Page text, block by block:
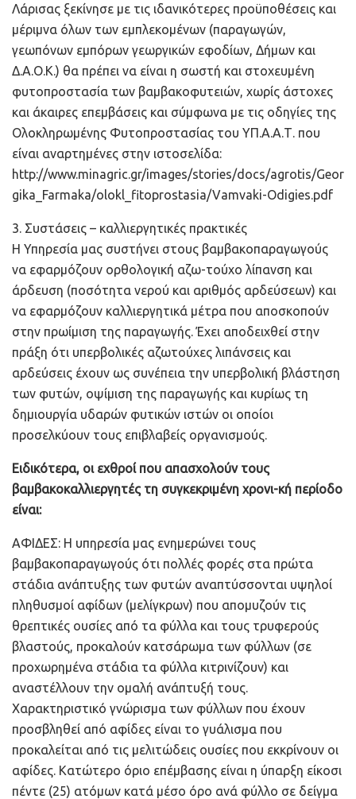
Λάρισας ξεκίνησε με τις ιδανικότερες προϋποθέσεις και
μέριμνα όλων των εμπλεκομένων (παραγωγών,
γεωπόνων εμπόρων γεωργικών εφοδίων, Δήμων και
Δ.Α.Ο.Κ.) θα πρέπει να είναι η σωστή και στοχευμένη
φυτοπροστασία των βαμβακοφυτειών, χωρίς άστοχες
και άκαιρες επεμβάσεις και σύμφωνα με τις οδηγίες της
Ολοκληρωμένης Φυτοπροστασίας του ΥΠ.Α.Α.Τ. που
είναι αναρτημένες στην ιστοσελίδα:
http://www.minagric.gr/images/stories/docs/agrotis/Geor
gika_Farmaka/olokl_fitoprostasia/Vamvaki-Odigies.pdf
3. Συστάσεις – καλλιεργητικές πρακτικές
Η Υπηρεσία μας συστήνει στους βαμβακοπαραγωγούς
να εφαρμόζουν ορθολογική αζω-τούχο λίπανση και
άρδευση (ποσότητα νερού και αριθμός αρδεύσεων) και
να εφαρμόζουν καλλιεργητικά μέτρα που αποσκοπούν
στην πρωίμιση της παραγωγής. Έχει αποδειχθεί στην
πράξη ότι υπερβολικές αζωτούχες λιπάνσεις και
αρδεύσεις έχουν ως συνέπεια την υπερβολική βλάστηση
των φυτών, οψίμιση της παραγωγής και κυρίως τη
δημιουργία υδαρών φυτικών ιστών οι οποίοι
προσελκύουν τους επιβλαβείς οργανισμούς.
Ειδικότερα, οι εχθροί που απασχολούν τους
βαμβακοκαλλιεργητές τη συγκεκριμένη χρονι-κή περίοδο
είναι:
ΑΦΙΔΕΣ: Η υπηρεσία μας ενημερώνει τους
βαμβακοπαραγωγούς ότι πολλές φορές στα πρώτα
στάδια ανάπτυξης των φυτών αναπτύσσονται υψηλοί
πληθυσμοί αφίδων (μελίγκρων) που απομυζούν τις
θρεπτικές ουσίες από τα φύλλα και τους τρυφερούς
βλαστούς, προκαλούν κατσάρωμα των φύλλων (σε
προχωρημένα στάδια τα φύλλα κιτρινίζουν) και
αναστέλλουν την ομαλή ανάπτυξή τους.
Χαρακτηριστικό γνώρισμα των φύλλων που έχουν
προσβληθεί από αφίδες είναι το γυάλισμα που
προκαλείται από τις μελιτώδεις ουσίες που εκκρίνουν οι
αφίδες. Κατώτερο όριο επέμβασης είναι η ύπαρξη είκοσι
πέντε (25) ατόμων κατά μέσο όρο ανά φύλλο σε δείγμα